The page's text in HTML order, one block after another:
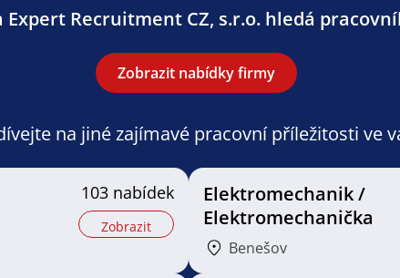
Recruitment CZ, s.r.o. hledá
Zobrazit nabídky firmy
na jiné zajímavé pracovní příležitosti ve
103 nabídek
Zobrazit
Elektromechanik /
Elektromechanička
Benešov